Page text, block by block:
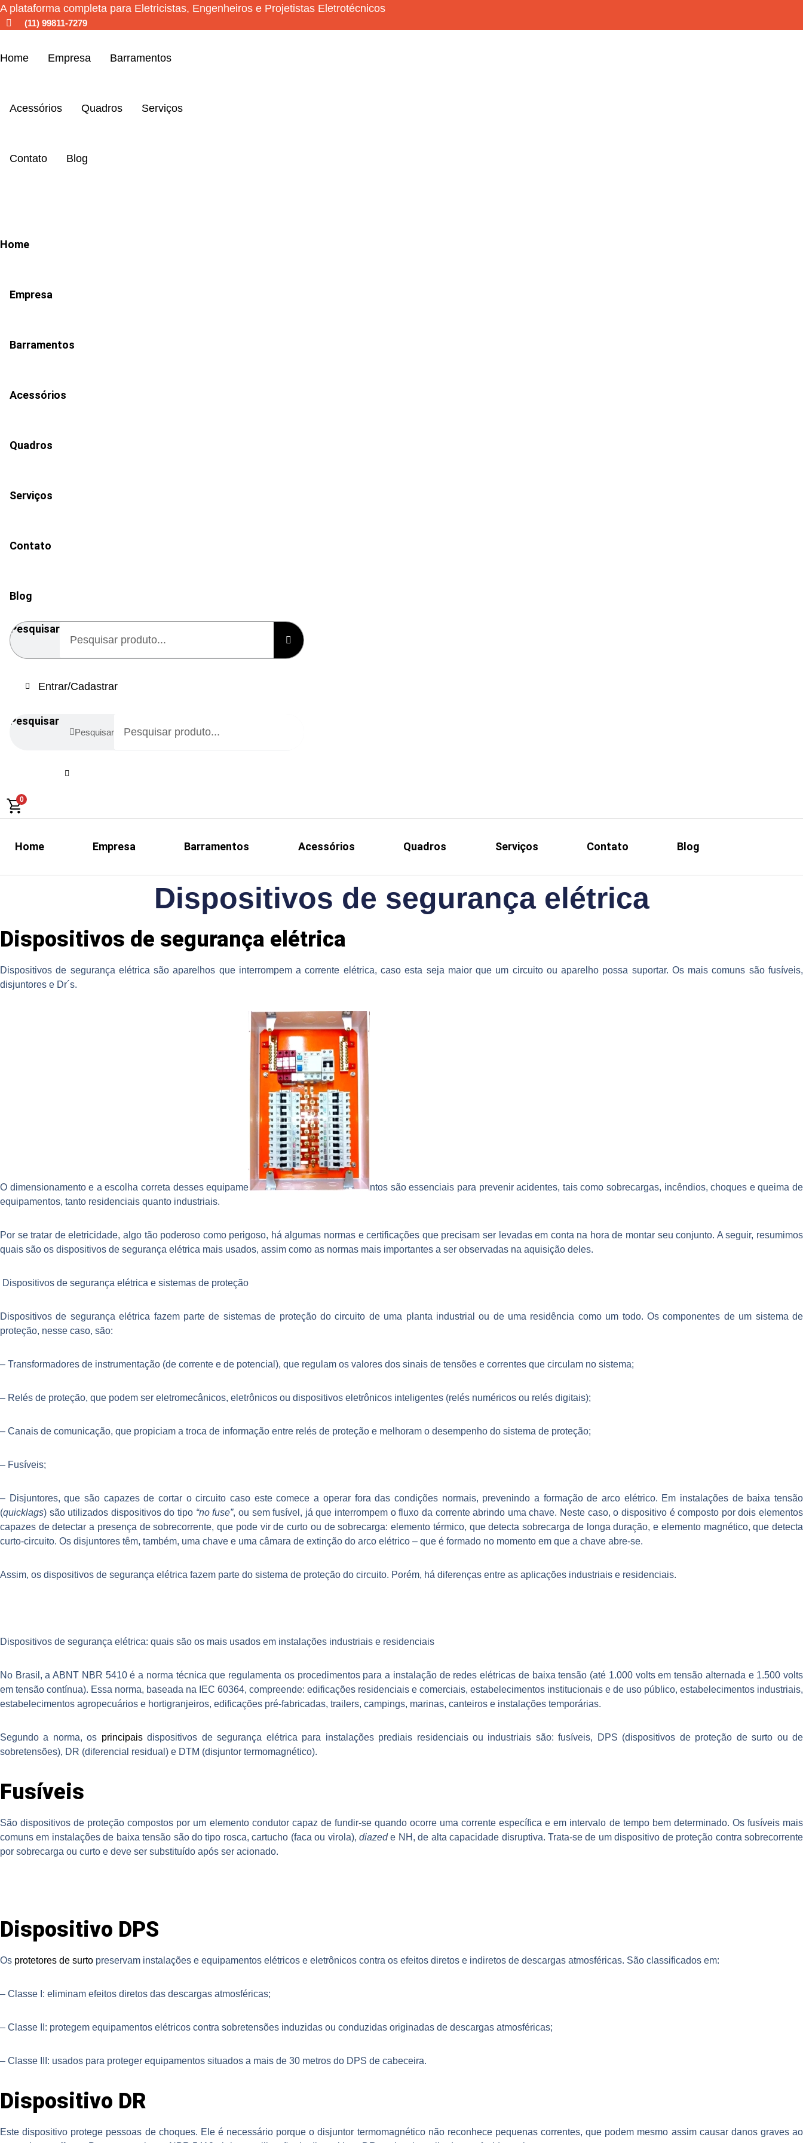
Ir
para
conteúdo
A plataforma completa para Eletricistas, Engenheiros e Projetistas Eletrotécnicos
(11) 99811-7279
Home Empresa Barramentos
Acessórios Quadros Serviços
Contato Blog
Home
Empresa
Barramentos
Acessórios
Quadros
Serviços
Contato
Blog
Pesquisar
Entrar/Cadastrar
Pesquisar
Pesquisar
0
Home Empresa Barramentos Acessórios Quadros Serviços Contato Blog
Dispositivos de segurança elétrica
Dispositivos de segurança elétrica
Dispositivos de segurança elétrica são aparelhos que interrompem a corrente elétrica, caso esta seja maior que um circuito ou aparelho possa suportar. Os mais comuns são fusíveis,
disjuntores e Dr´s.
O dimensionamento e a escolha correta desses equipame
ntos são essenciais para prevenir acidentes, tais como sobrecargas, incêndios, choques e queima de
equipamentos, tanto residenciais quanto industriais.
Por se tratar de eletricidade, algo tão poderoso como perigoso, há algumas normas e certificações que precisam ser levadas em conta na hora de montar seu conjunto. A seguir, resumimos
quais são os dispositivos de segurança elétrica mais usados, assim como as normas mais importantes a ser observadas na aquisição deles.
Dispositivos de segurança elétrica e sistemas de proteção
Dispositivos de segurança elétrica fazem parte de sistemas de proteção do circuito de uma planta industrial ou de uma residência como um todo. Os componentes de um sistema de
proteção, nesse caso, são:
– Transformadores de instrumentação (de corrente e de potencial), que regulam os valores dos sinais de tensões e correntes que circulam no sistema;
– Relés de proteção, que podem ser eletromecânicos, eletrônicos ou dispositivos eletrônicos inteligentes (relés numéricos ou relés digitais);
– Canais de comunicação, que propiciam a troca de informação entre relés de proteção e melhoram o desempenho do sistema de proteção;
– Fusíveis;
– Disjuntores, que são capazes de cortar o circuito caso este comece a operar fora das condições normais, prevenindo a formação de arco elétrico. Em instalações de baixa tensão
(quicklags) são utilizados dispositivos do tipo “no fuse”, ou sem fusível, já que interrompem o fluxo da corrente abrindo uma chave. Neste caso, o dispositivo é composto por dois elementos
capazes de detectar a presença de sobrecorrente, que pode vir de curto ou de sobrecarga: elemento térmico, que detecta sobrecarga de longa duração, e elemento magnético, que detecta
curto-circuito. Os disjuntores têm, também, uma chave e uma câmara de extinção do arco elétrico – que é formado no momento em que a chave abre-se.
Assim, os dispositivos de segurança elétrica fazem parte do sistema de proteção do circuito. Porém, há diferenças entre as aplicações industriais e residenciais.
Dispositivos de segurança elétrica: quais são os mais usados em instalações industriais e residenciais
No Brasil, a ABNT NBR 5410 é a norma técnica que regulamenta os procedimentos para a instalação de redes elétricas de baixa tensão (até 1.000 volts em tensão alternada e 1.500 volts
em tensão contínua). Essa norma, baseada na IEC 60364, compreende: edificações residenciais e comerciais, estabelecimentos institucionais e de uso público, estabelecimentos industriais,
estabelecimentos agropecuários e hortigranjeiros, edificações pré-fabricadas, trailers, campings, marinas, canteiros e instalações temporárias.
Segundo a norma, os principaisdispositivos de segurança elétrica para instalações prediais residenciais ou industriais são: fusíveis, DPS (dispositivos de proteção de surto ou de
sobretensões), DR (diferencial residual) e DTM (disjuntor termomagnético).
Fusíveis
São dispositivos de proteção compostos por um elemento condutor capaz de fundir-se quando ocorre uma corrente específica e em intervalo de tempo bem determinado. Os fusíveis mais
comuns em instalações de baixa tensão são do tipo rosca, cartucho (faca ou virola), diazede NH, de alta capacidade disruptiva. Trata-se de um dispositivo de proteção contra sobrecorrente
por sobrecarga ou curto e deve ser substituído após ser acionado.
Dispositivo DPS
Os protetores de surto preservam instalações e equipamentos elétricos e eletrônicos contra os efeitos diretos e indiretos de descargas atmosféricas. São classificados em:
– Classe I: eliminam efeitos diretos das descargas atmosféricas;
– Classe II: protegem equipamentos elétricos contra sobretensões induzidas ou conduzidas originadas de descargas atmosféricas;
– Classe III: usados para proteger equipamentos situados a mais de 30 metros do DPS de cabeceira.
Dispositivo DR
Este dispositivo protege pessoas de choques. Ele é necessário porque o disjuntor termomagnético não reconhece pequenas correntes, que podem mesmo assim causar danos graves ao